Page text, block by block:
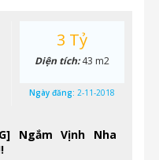
Ngắm Vịnh Nha
3 Tỷ
Diện tích:43 m2
Ngày đăng: 2-11-2018